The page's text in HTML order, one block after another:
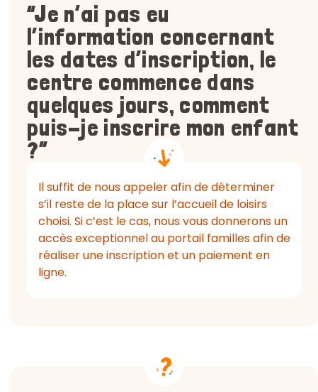
“Je n’ai pas eu
l’information concernant
les dates d’inscription, le
centre commence dans
quelques jours, comment
puis-je inscrire mon enfant
?”
Il suffit de nous appeler afin de déterminer
s’il reste de la place sur l’accueil de loisirs
choisi. Si c’est le cas, nous vous donnerons un
accès exceptionnel au portail familles afin de
réaliser une inscription et un paiement en
ligne.